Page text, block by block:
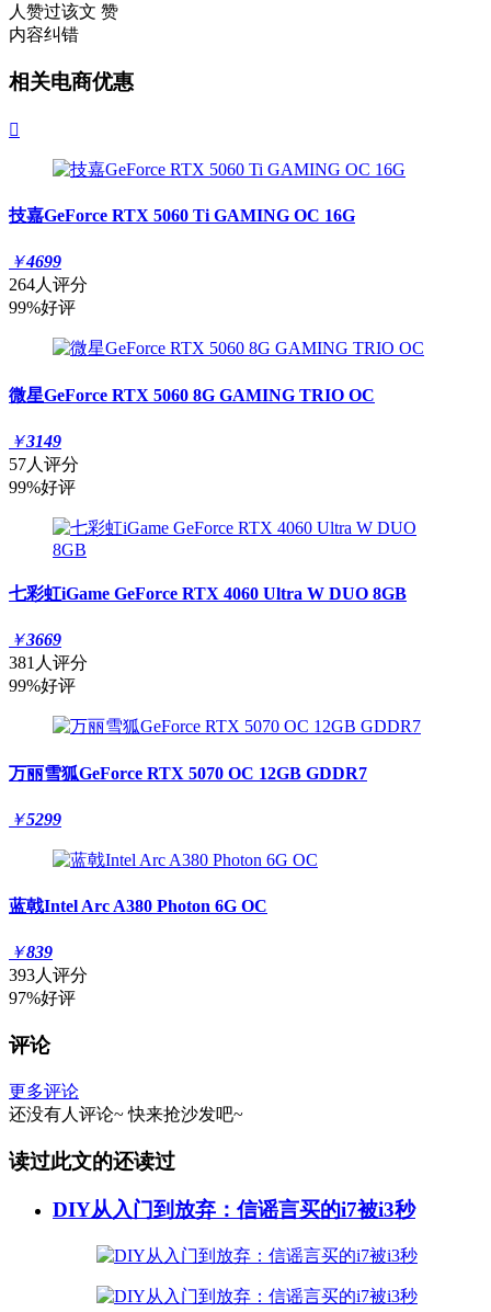
人赞过该文 赞
内容纠错
相关电商优惠

技嘉GeForce RTX 5060 Ti GAMING OC 16G
￥4699
264人评分
99%好评
微星GeForce RTX 5060 8G GAMING TRIO OC
￥3149
57人评分
99%好评
七彩虹iGame GeForce RTX 4060 Ultra W DUO 8GB
￥3669
381人评分
99%好评
万丽雪狐GeForce RTX 5070 OC 12GB GDDR7
￥5299
蓝戟Intel Arc A380 Photon 6G OC
￥839
393人评分
97%好评
评论
更多评论
还没有人评论~ 快来抢沙发吧~
读过此文的还读过
DIY从入门到放弃：信谣言买的i7被i3秒